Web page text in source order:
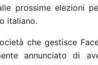
prossime elezioni
italiano.
che gestisce
annunciato di